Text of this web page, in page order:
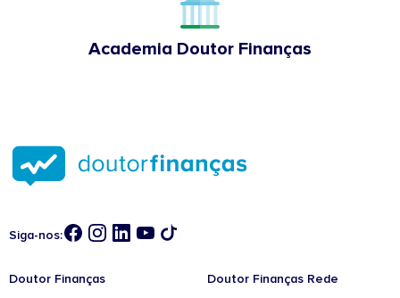
Academia Doutor Finanças
Siga-nos:
Doutor Finanças Doutor Finanças Rede